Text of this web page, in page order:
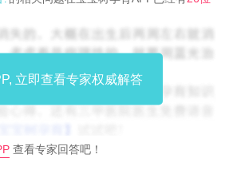
立即查看专家权威解答
查看专家回答吧！